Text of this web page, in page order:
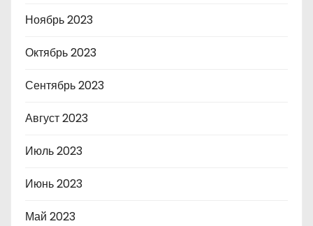
Ноябрь 2023
Октябрь 2023
Сентябрь 2023
Август 2023
Июль 2023
Июнь 2023
Май 2023